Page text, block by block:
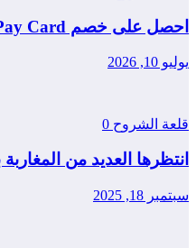
احصل على خصم RedotPay Card كوبونات حصرية
يوليو 10, 2026
قلعة الشروح 0
انتظرها العديد من
سبتمبر 18, 2025